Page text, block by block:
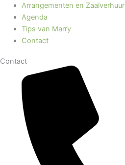
Arrangementen en Zaalverhuur
Agenda
Tips van Marry
Contact
Contact